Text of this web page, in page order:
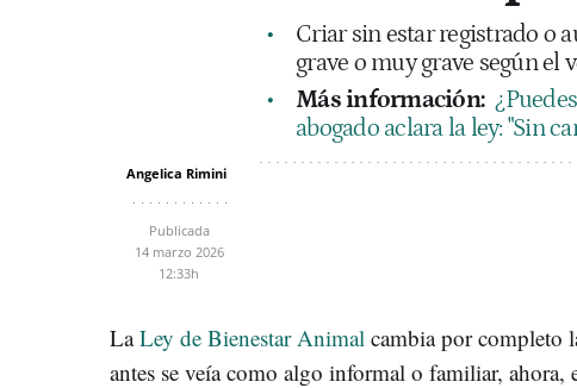
Criar sin estar registrado o
grave o muy grave según el
Más información:
abogado aclara la ley: "Sin
Angelica Rimini
Publicada
14 marzo 2026
12:33h
LaLey de Bienestar Animal cambia por completo
antes se veía como algo informal o familiar, ahora,